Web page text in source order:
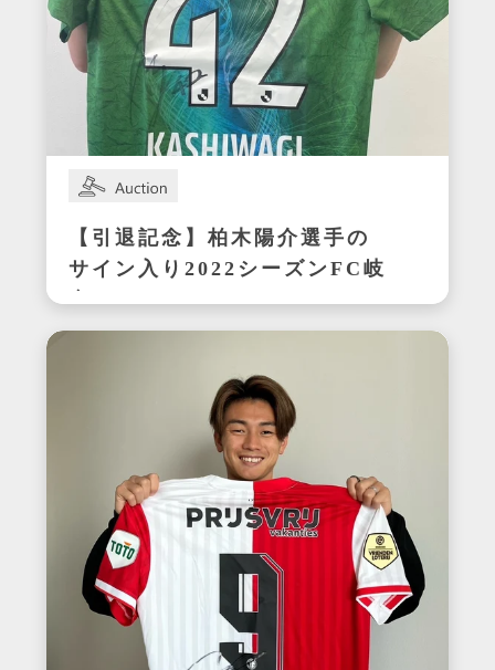
【引退記念】柏木陽介選手の
サイン入り2022シーズンFC岐
阜ユニフォーム